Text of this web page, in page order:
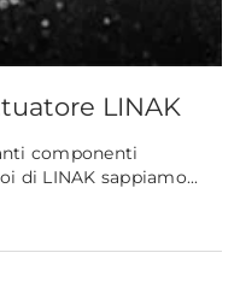
LINAK
componenti
di LINAK sappiamo...